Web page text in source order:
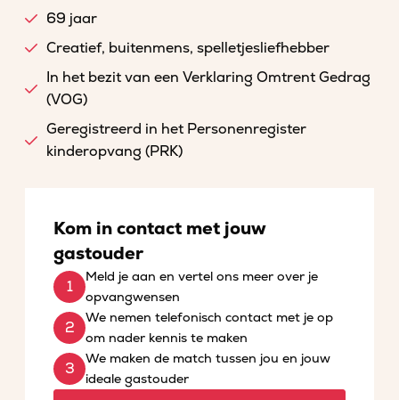
69 jaar
Creatief, buitenmens, spelletjesliefhebber
In het bezit van een Verklaring Omtrent Gedrag
(VOG)
Geregistreerd in het Personenregister
kinderopvang (PRK)
Kom in contact met jouw
gastouder
Meld je aan en vertel ons meer over je
opvangwensen
We nemen telefonisch contact met je op
om nader kennis te maken
We maken de match tussen jou en jouw
ideale gastouder